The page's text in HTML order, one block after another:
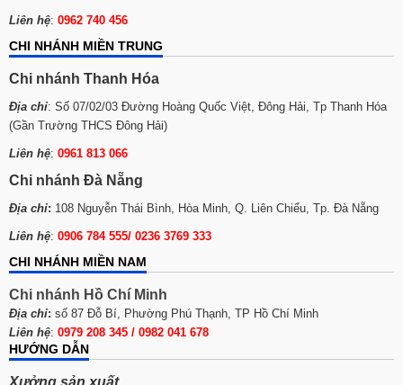
Liên hệ: 0962 740 456
CHI NHÁNH MIỀN TRUNG
Chi nhánh Thanh Hóa
Địa chỉ: Số 07/02/03 Đường Hoàng Quốc Việt, Đông Hải, Tp Thanh Hóa
(Gần Trường THCS Đông Hải)
Liên hệ: 0961 813 066
Chi nhánh Đà Nẵng
Địa chỉ: 108 Nguyễn Thái Bình, Hòa Minh, Q. Liên Chiểu, Tp. Đà Nẵng
Liên hệ: 0906 784 555/ 0236 3769 333
CHI NHÁNH MIỀN NAM
Chi nhánh Hồ Chí Minh
Địa chỉ: số 87 Đỗ Bí, Phường Phú Thạnh, TP Hồ Chí Minh
Liên hệ: 0979 208 345 / 0982 041 678
HƯỚNG DẪN
Xưởng sản xuất